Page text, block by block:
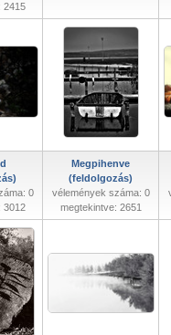
2415
0
3012
Megpihenve
(feldolgozás)
vélemények száma: 0
megtekintve: 2651